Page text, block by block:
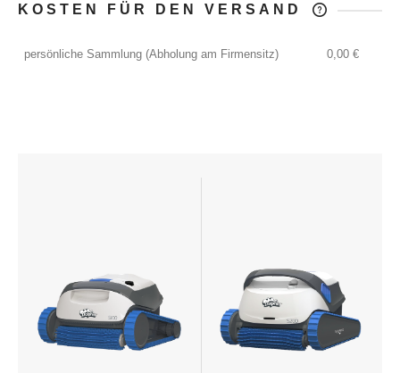
KOSTEN FÜR DEN VERSAND
persönliche Sammlung(Abholung am Firmensitz) 0,00 €